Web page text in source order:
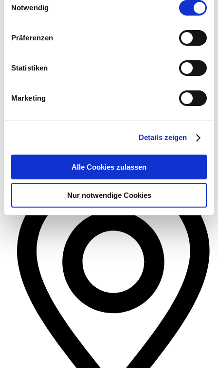
Nutzung der Dienste gesammelt haben.
Notwendig
Präferenzen
Statistiken
Marketing
Details zeigen
Alle Cookies zulassen
Nur notwendige Cookies